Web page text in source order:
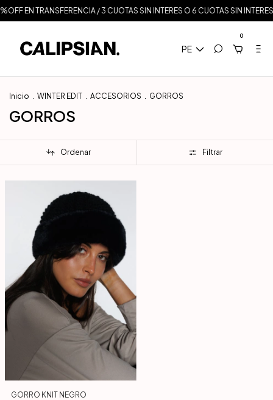
EN TRANSFERENCIA / 3 CUOTAS SIN INTERES O 6 CUOTAS SIN
PE
0
Inicio . WINTER EDIT . ACCESORIOS . GORROS
GORROS
Ordenar Filtrar
GORRO KNIT NEGRO